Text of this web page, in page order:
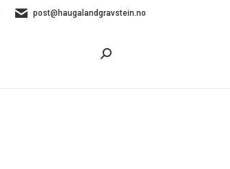
post@haugalandgravstein.no
Search: